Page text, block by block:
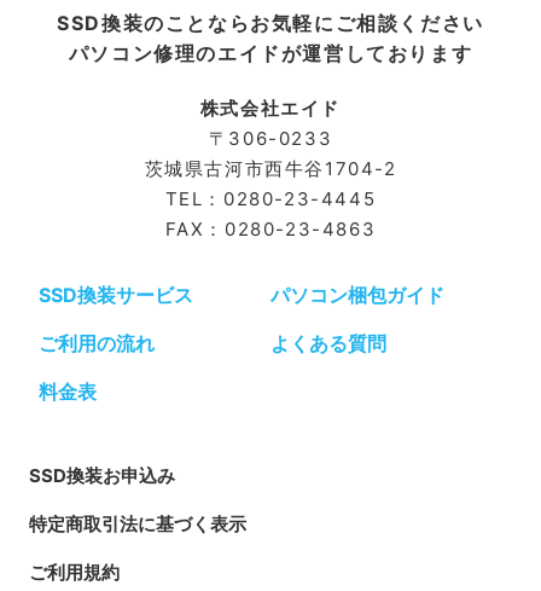
SSD換装のことならお気軽にご相談ください
パソコン修理のエイドが運営しております
株式会社エイド
〒306-0233
茨城県古河市⻄牛谷1704-2
TEL：0280-23-4445
FAX：0280-23-4863
SSD換装サービス
ご利用の流れ
料金表
パソコン梱包ガイド
よくある質問
SSD換装お申込み
特定商取引法に基づく表示
ご利用規約